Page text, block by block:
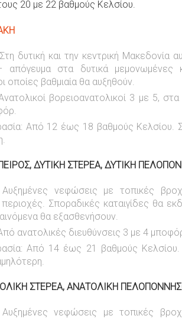
20 με 22 βαθμούς Κελσίου.
δυτική και την κεντρική
απόγευμα στα δυτικά μεμονωμένες
οποίες βαθμιαία θα αυξηθούν.
βορειοανατολικοί 3 με 5,
Από 12 έως 18 βαθμούς Κελσίου.
ΔΥΤΙΚΗ ΣΤΕΡΕΑ, ΔΥΤΙΚΗ
Aυξημένες νεφώσεις με τοπικές
Σποραδικές καταιγίδες θα
θα εξασθενήσουν.
ανατολικές διευθύνσεις 3 με 4
Από 14 έως 21 βαθμούς
ΣΤΕΡΕΑ, ΑΝΑΤΟΛΙΚΗ
Αυξημένες νεφώσεις με τοπικές